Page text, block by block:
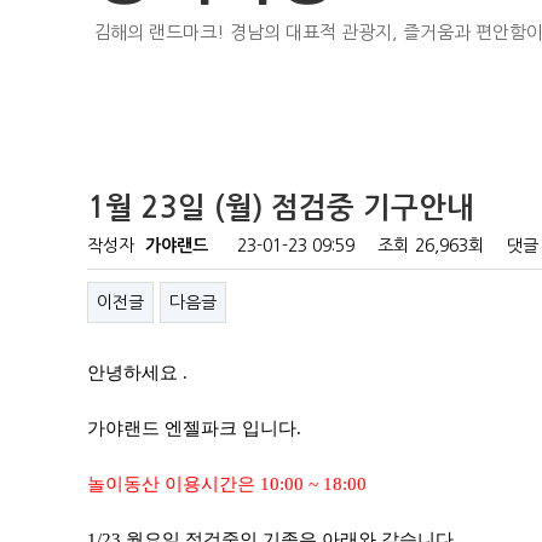
김해의 랜드마크! 경남의 대표적 관광지, 즐거움과 편안함
1월 23일 (월) 점검중 기구안내
작성자 가야랜드 23-01-23 09:59 조회 26,963회 댓글
이전글 다음글
안녕하세요 .
가야랜드 엔젤파크 입니다.
놀이동산 이용시간은 10:00 ~ 18:00